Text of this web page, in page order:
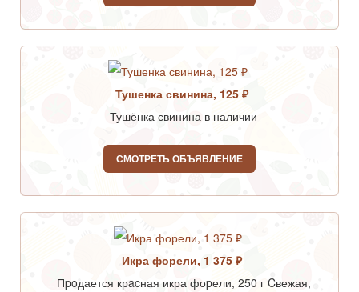
Тушенка свинина, 125 ₽
Тушёнка свинина в наличии
СМОТРЕТЬ ОБЪЯВЛЕНИЕ
Икра форели, 1 375 ₽
Пpoдается крacная икра фоpели, 250 г Cвежая,